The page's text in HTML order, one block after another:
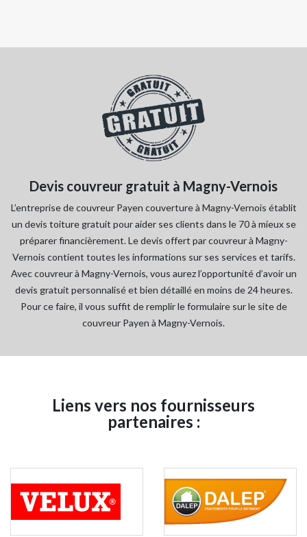
Devis couvreur gratuit à Magny-Vernois
​​​​​​​L’entreprise de couvreur Payen couverture à Magny-Vernois établit
un devis toiture gratuit pour aider ses clients dans le 70 à mieux se
préparer financièrement. Le devis offert par couvreur à Magny-
Vernois contient toutes les informations sur ses services et tarifs.
Avec couvreur à Magny-Vernois, vous aurez l’opportunité d’avoir un
devis gratuit personnalisé et bien détaillé en moins de 24 heures.
Pour ce faire, il vous suffit de remplir le formulaire sur le site de
couvreur Payen à Magny-Vernois.
Liens vers nos fournisseurs
partenaires :